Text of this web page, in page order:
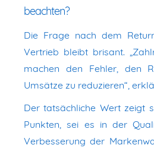
beachten?
Die Frage nach dem
Vertrieb bleibt brisant.
machen den Fehler, den
Umsätze zu reduzieren“,
Der tatsächliche Wert zeigt
Punkten, sei es in der
Verbesserung der